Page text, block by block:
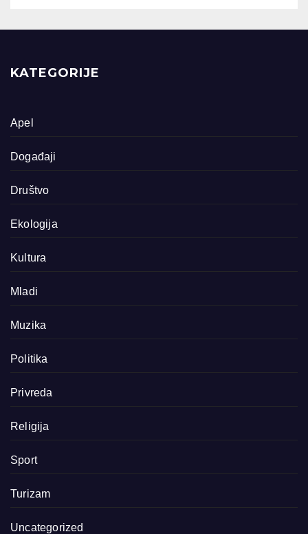
KATEGORIJE
Apel
Događaji
Društvo
Ekologija
Kultura
Mladi
Muzika
Politika
Privreda
Religija
Sport
Turizam
Uncategorized